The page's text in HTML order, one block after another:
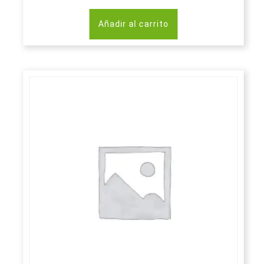
Añadir al carrito